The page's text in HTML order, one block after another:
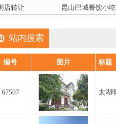
店转让
昆山巴城餐饮小
站内搜索
编号 图片 标题
67507 太湖